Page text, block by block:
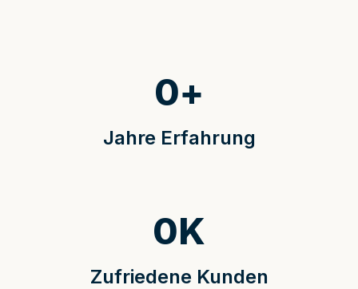
Jahre Erfahrung
0+
Zufriedene Kunden
0K